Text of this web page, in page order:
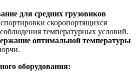
для средних грузовиков
скоропортящихся
температурных условий.
оптимальной температуры
оборудования: